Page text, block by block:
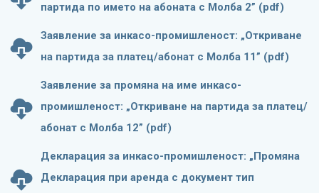
партида по името на абоната с Молба 2” (pdf)
Заявление за инкасо-промишленост: „Откриване
на партида за платец/абонат с Молба 11” (pdf)
Заявление за промяна на име инкасо-
промишленост: „Откриване на партида за платец/
абонат с Молба 12” (pdf)
Декларация за инкасо-промишленост: „Промяна
Декларация при аренда с документ тип